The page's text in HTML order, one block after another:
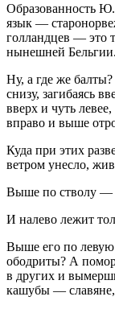
Образованность
язык —
голландцев — это
нынешней Бельгии.
Ну, а где же
снизу, загибаясь
вверх и чуть
вправо и выше
Куда при этих
ветром унесло,
Выше по стволу —
И налево лежит
Выше его по левую
ободриты? А
в других и
кашубы — славяне,